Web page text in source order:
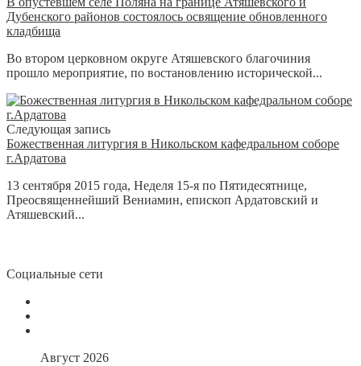
Дубенского районов состоялось освящение обновленного
кладбища
Во втором церковном округе Атяшевского благочиния
прошло мероприятие, по востановлению исторической...
Следующая запись
Божественная литургия в Никольском кафедральном соборе
г.Ардатова
13 сентября 2015 года, Неделя 15-я по Пятидесятнице,
Преосвященнейший Вениамин, епископ Ардатовский и
Атяшевский...
Социальные сети
Август 2026